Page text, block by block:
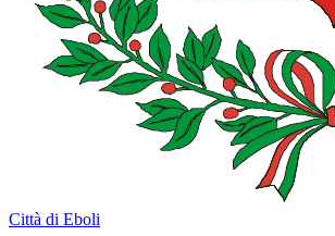
Città di Eboli